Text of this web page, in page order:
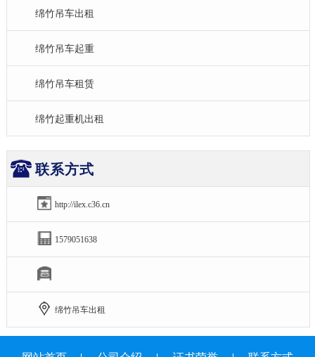
绵竹吊车出租
绵竹吊车起重
绵竹吊车租赁
绵竹起重机出租
联系方式
http://ilex.c36.cn
1579051638
绵竹吊车出租